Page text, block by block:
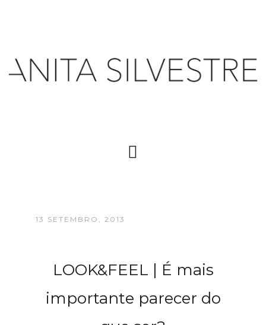
13 SETEMBRO, 2013
LOOK&FEEL | É mais
importante parecer do